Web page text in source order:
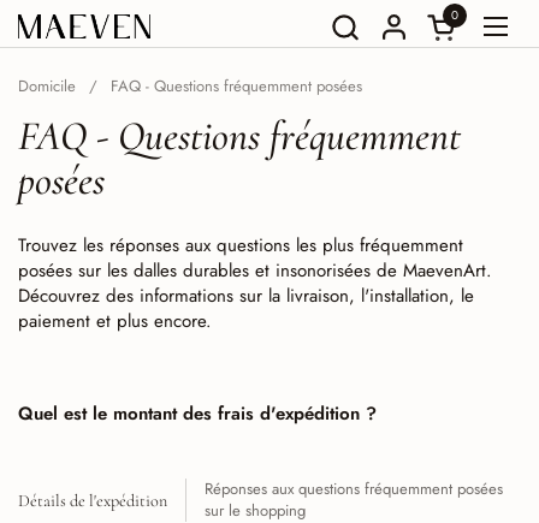
Aller au contenu Ouvrir le
0
Domicile / FAQ - Questions fréquemment posées
FAQ - Questions fréquemment
posées
Trouvez les réponses aux questions les plus fréquemment
posées sur les dalles durables et insonorisées de MaevenArt.
Découvrez des informations sur la livraison, l'installation, le
paiement et plus encore.
Quel est le montant des frais d'expédition ?
Détails de l'expédition
Réponses aux questions fréquemment posées
sur le shopping